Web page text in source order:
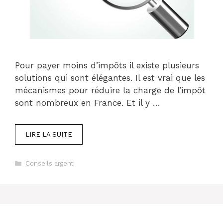
Pour payer moins d’impôts il existe plusieurs
solutions qui sont élégantes. Il est vrai que les
mécanismes pour réduire la charge de l’impôt
sont nombreux en France. Et il y …
LIRE LA SUITE
Catégories
Conseils argent